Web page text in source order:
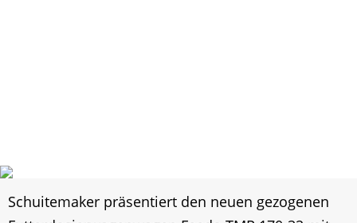
Schuitemaker präsentiert den neuen gezogenen